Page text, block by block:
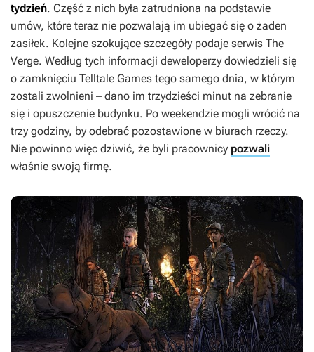
tydzień. Część z nich była zatrudniona na podstawie
umów, które teraz nie pozwalają im ubiegać się o żaden
zasiłek. Kolejne szokujące szczegóły podaje serwis The
Verge. Według tych informacji deweloperzy dowiedzieli się
o zamknięciu Telltale Games tego samego dnia, w którym
zostali zwolnieni – dano im trzydzieści minut na zebranie
się i opuszczenie budynku. Po weekendzie mogli wrócić na
trzy godziny, by odebrać pozostawione w biurach rzeczy.
Nie powinno więc dziwić, że byli pracownicy pozwali
właśnie swoją firmę.